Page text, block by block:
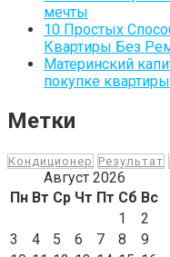
мечты
10 Простых
Квартиры Без
Материнский
покупке
Метки
Кондиционер Результат
Август 2026
Пн Вт Ср Чт Пт Сб Вс
1
2
3
4 5 6 7 8
9